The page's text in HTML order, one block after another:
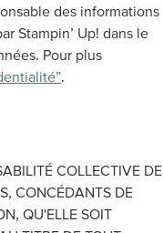
des informations
Stampin’ Up! dans le
Pour plus
.
COLLECTIVE DE
CONCÉDANTS DE
QU'ELLE SOIT